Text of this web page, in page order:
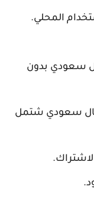
تنافسي وهو 160 ريال سعودي بدون
النهائي إلي 184 ريال سعودي شتمل